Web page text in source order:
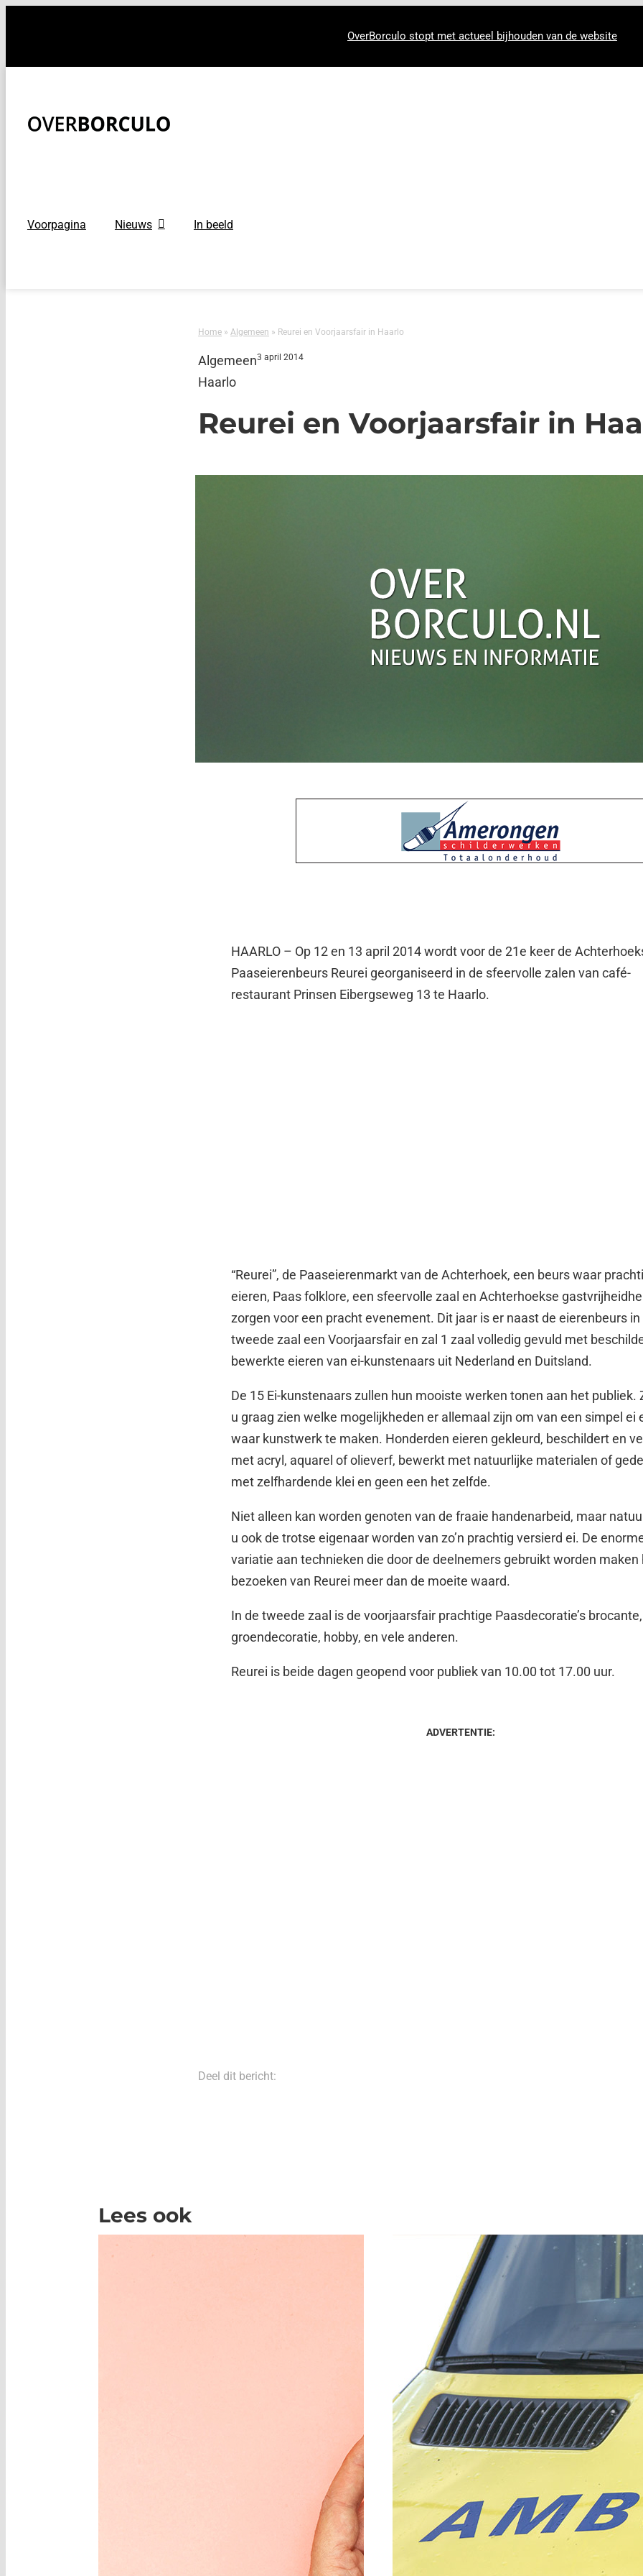
OverBorculo stopt met actueel bijhouden van de website
Voorpagina Nieuws In beeld
Home »Algemeen » Reurei en Voorjaarsfair in Haarlo
Algemeen
Haarlo
3 april 2014
Reurei en Voorjaarsfair in
HAARLO – Op 12 en 13 april 2014 wordt voor de 21e keer de
Paaseierenbeurs Reurei georganiseerd in de sfeervolle zalen van café-
restaurant Prinsen Eibergseweg 13 te Haarlo.
“Reurei”, de Paaseierenmarkt van de Achterhoek, een beurs waar
eieren, Paas folklore, een sfeervolle zaal en Achterhoekse
zorgen voor een pracht evenement. Dit jaar is er naast de eierenbeurs in
tweede zaal een Voorjaarsfair en zal 1 zaal volledig gevuld met
bewerkte eieren van ei-kunstenaars uit Nederland en Duitsland.
De 15 Ei-kunstenaars zullen hun mooiste werken tonen aan het publiek.
u graag zien welke mogelijkheden er allemaal zijn om van een simpel ei
waar kunstwerk te maken. Honderden eieren gekleurd, beschildert en
met acryl, aquarel of olieverf, bewerkt met natuurlijke materialen of
met zelfhardende klei en geen een het zelfde.
Niet alleen kan worden genoten van de fraaie handenarbeid, maar
u ook de trotse eigenaar worden van zo’n prachtig versierd ei. De
variatie aan technieken die door de deelnemers gebruikt worden maken
bezoeken van Reurei meer dan de moeite waard.
In de tweede zaal is de voorjaarsfair prachtige Paasdecoratie’s brocante,
groendecoratie, hobby, en vele anderen.
Reurei is beide dagen geopend voor publiek van 10.00 tot 17.00 uur.
ADVERTENTIE:
Deel dit bericht:
Lees ook